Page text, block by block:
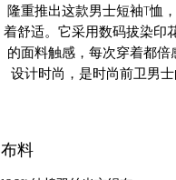
隆重推出这款男士短袖T恤
着舒适。它采用数码拔染印
的面料触感，每次穿着都倍
设计时尚，是时尚前卫男
布料